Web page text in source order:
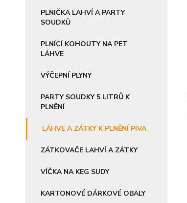
PLNIČKA LAHVÍ A PARTY
SOUDKŮ
PLNÍCÍ KOHOUTY NA PET
LÁHVE
VÝČEPNÍ PLYNY
PARTY SOUDKY 5 LITRŮ K
PLNĚNÍ
LÁHVE A ZÁTKY K PLNĚNÍ PIVA
ZÁTKOVAČE LAHVÍ A ZÁTKY
VÍČKA NA KEG SUDY
KARTONOVÉ DÁRKOVÉ OBALY